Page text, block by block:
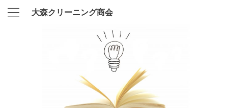
大森クリーニング商会